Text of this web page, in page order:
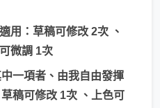
用：草稿可修改 2次 、
微調 1次
一項者、由我自由發揮
稿可修改 1次 、上色可